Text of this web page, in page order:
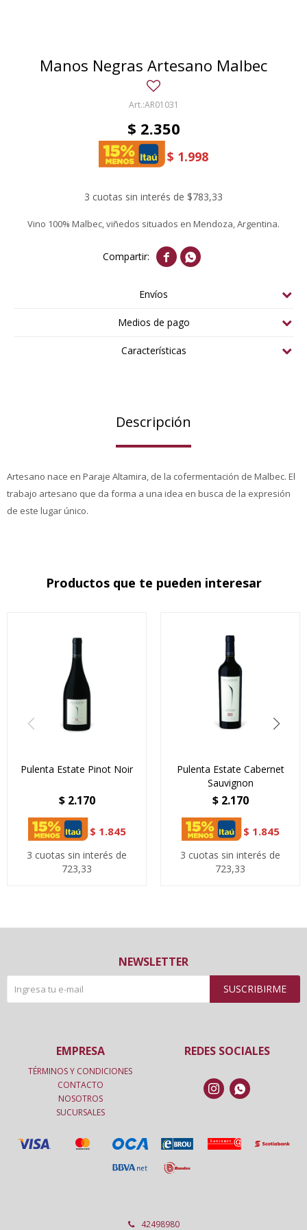
Manos Negras Artesano Malbec
AR01031
$ 2.350
$ 1.998
3 cuotas sin interés de $783,33
Vino 100% Malbec, viñedos situados en Mendoza, Argentina.
 
Envíos
Medios de pago
Características
Descripción
Artesano nace en Paraje Altamira, de la cofermentación de Malbec. El
trabajo artesano que da forma a una idea en busca de la expresión
de este lugar único.
Productos que te pueden interesar
Pulenta Estate Pinot Noir
$ 2.170
$ 1.845
3 cuotas sin interés de
723,33
Pulenta Estate Cabernet
Sauvignon
$ 2.170
$ 1.845
3 cuotas sin interés de
723,33
NEWSLETTER
SUSCRIBIRME
REDES SOCIALES
 
42498980
EMPRESA
TÉRMINOS Y CONDICIONES
CONTACTO
NOSOTROS
SUCURSALES